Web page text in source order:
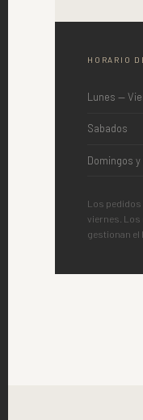
HORARIO
Lunes —
Sabados
Domingos
Los pedidos
viernes. Los
gestionan el